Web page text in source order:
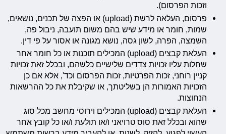
וזכות הפרסום).
פרסום, העלאה לרשת (upload) או הפצה של תכנים, נושאים,
שמות, חומר או מידע שיש בהם משום תועבה, ניבול פה,
השמצה, הפרה, לשון גסה, נושא מגונה או אסור על פי דין.
העלאת קבצים (upload) המכילים תוכנות או כל חומר אחר
שחלות עליו זכויות צדדים שלישיים כלשהם, ובכלל זאת זכויות
קניין רוחני, זכות הפרטיות, זכות הפרסום וכד', אלא אם כן
הזכויות האמורות הן בשליטתך, או שקיבלת את כל ההרשאות
הנחוצות.
העלאת קבצים (upload) המכילים וירוסי מחשב מכל סוג
שהוא ובכלל זאת סוס טרויאני ו/או תולעת ו/או כל קובץ אחר